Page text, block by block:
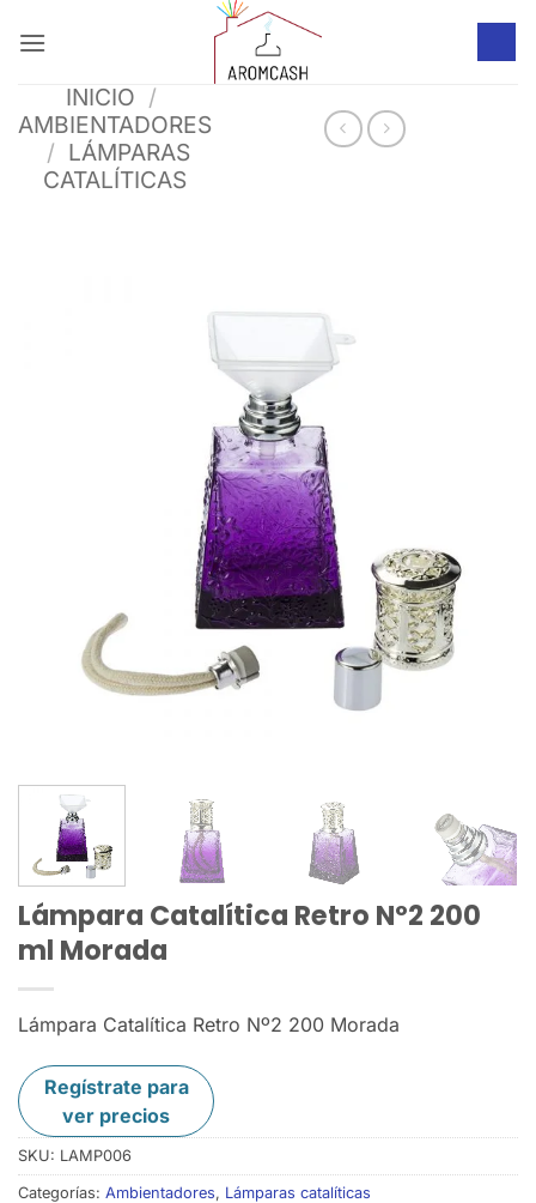
INICIO /
AMBIENTADORES
/ LÁMPARAS
CATALÍTICAS
Lámpara Catalítica Retro Nº2 200
ml Morada
Lámpara Catalítica Retro Nº2 200 Morada
Regístrate para
ver precios
SKU: LAMP006
Categorías: Ambientadores, Lámparas catalíticas